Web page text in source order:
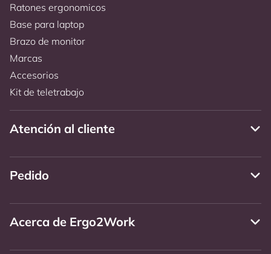
Ratones ergonomicos
Base para laptop
Brazo de monitor
Marcas
Accesorios
Kit de teletrabajo
Atención al cliente
Pedido
Acerca de Ergo2Work